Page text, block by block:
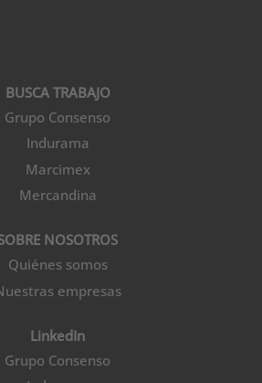
BUSCA TRABAJO
Grupo Consenso
Indurama
Marcimex
Mercandina
NOSOTROS
Quiénes somos
empresas
LinkedIn
Grupo Consenso